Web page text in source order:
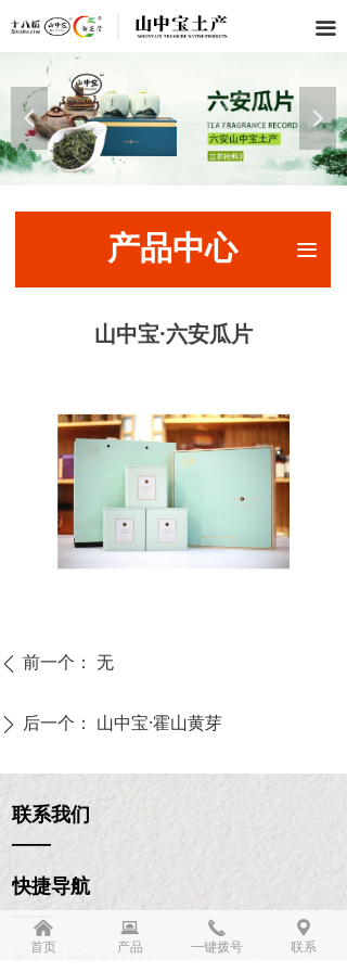
끀
넳 넲
产品中心 끀
山中宝·六安瓜片
ꄴ 前一个： 无
ꄲ 后一个： 山中宝·霍山黄芽
联系我们
——
快捷导航
——
电话： 18860411111
낀
首页
뀵
产品
끅
一键拨号
끇
联系